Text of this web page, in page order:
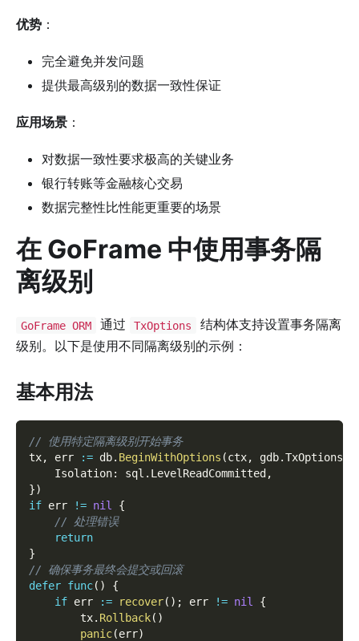
优势 ：
完全避免并发问题
提供最高级别的数据一致性保证
应用场景 ：
对数据一致性要求极高的关键业务
银行转账等金融核心交易
数据完整性比性能更重要的场景
在 GoFrame 中使用事务隔
离级别
GoFrame ORM 通过 TxOptions
结构体支持设置事务隔离
级别。以下是使用不同隔离级别的示例：
基本用法
// 使用特定隔离级别开始事务
tx, err := db. BeginWithOptions (ctx, gdb.TxOptions
    Isolation
: sql . LevelReadCommitted,
})
if err != nil
{
// 处理错误
return
}
// 确保事务最终会提交或回滚
defer func( )
{
if err := recover( ) ; err != nil
{
        tx
. Rollback( )
panic(err)